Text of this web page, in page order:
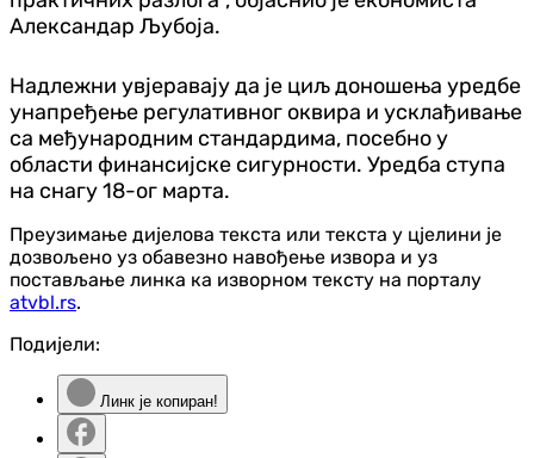
Александар Љубоја.
Надлежни увјеравају да је циљ доношења уредбе
унапређење регулативног оквира и усклађивање
са међународним стандардима, посебно у
области финансијске сигурности. Уредба ступа
на снагу 18-ог марта.
Преузимање дијелова текста или текста у цјелини је
дозвољено уз обавезно навођење извора и уз
постављање линка ка изворном тексту на порталу
atvbl.rs.
Подијели:
Линк је копиран!